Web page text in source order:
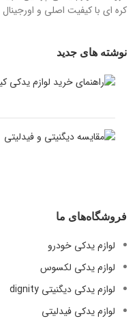
کره ای با کیفیت اصلی و
نوشته های جدید
فروشگاه‌های ما
لوازم یدکی خودرو
لوازم یدکی لکسوس
لوازم یدکی دیگنیتی dignity
لوازم یدکی فیدلیتی